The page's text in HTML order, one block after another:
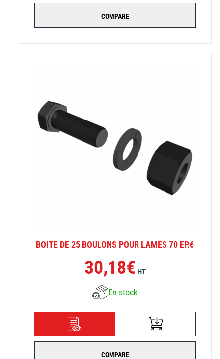
COMPARE
BOITE DE 25 BOULONS POUR LAMES 70 EP.6
30,18€ HT
En stock
COMPARE
AJOUTER AU
DÉTAILS